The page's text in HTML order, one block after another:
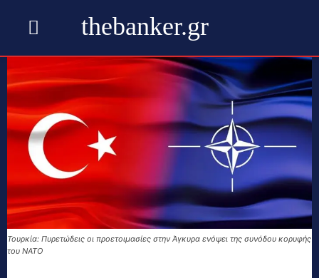
thebanker.gr
Τουρκία: Πυρετώδεις οι προετοιμασίες στην Άγκυρα ενόψει της συνόδου κορυφής
του ΝΑΤΟ